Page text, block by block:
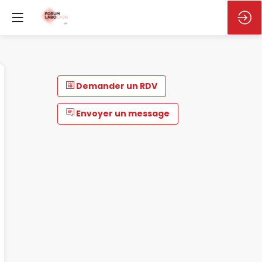
Demander un RDV
Envoyer un message